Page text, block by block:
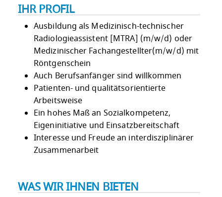
IHR PROFIL
Ausbildung als Medizinisch-technischer
Radiologieassistent [MTRA] (m/w/d) oder
Medizinischer Fachangestellter(m/w/d) mit
Röntgenschein
Auch Berufsanfänger sind willkommen
Patienten- und qualitätsorientierte
Arbeitsweise
Ein hohes Maß an Sozialkompetenz,
Eigeninitiative und Einsatzbereitschaft
Interesse und Freude an interdisziplinärer
Zusammenarbeit
WAS WIR IHNEN BIETEN